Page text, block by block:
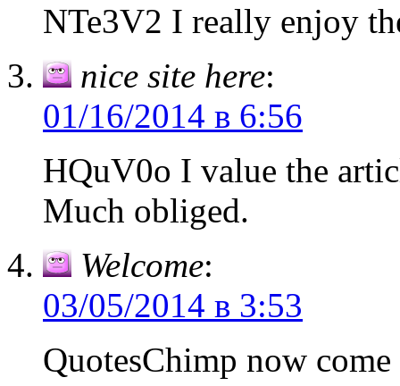
NTe3V2 I really enjoy
nice site here:
01/16/2014 в 6:56
HQuV0o I value the
Much obliged.
Welcome:
03/05/2014 в 3:53
QuotesChimp now